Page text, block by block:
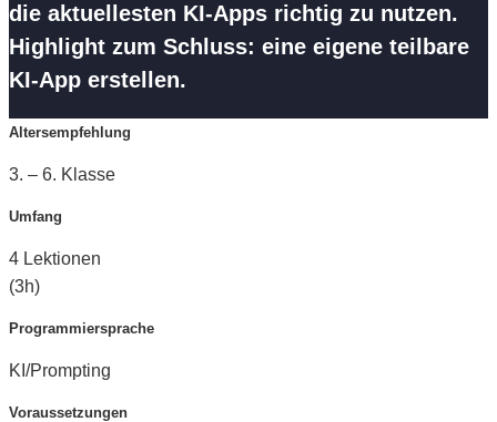
die aktuellesten KI-Apps richtig zu nutzen.
Highlight zum Schluss: eine eigene teilbare
KI-App erstellen.
Altersempfehlung
3. – 6. Klasse
Umfang
4 Lektionen
(3h)
Programmiersprache
KI/Prompting
Voraussetzungen